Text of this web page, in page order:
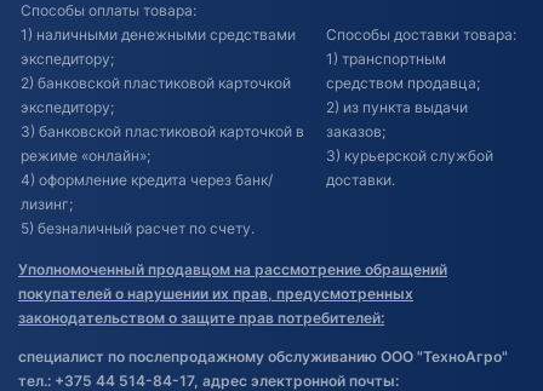
Способы оплаты товара:
1) наличными денежными средствами
экспедитору;
2) банковской пластиковой карточкой
экспедитору;
3) банковской пластиковой карточкой в
режиме «онлайн»;
4) оформление кредита через банк/
лизинг;
5) безналичный расчет по счету.
Способы доставки товара:
1) транспортным
средством продавца;
2) из пункта выдачи
заказов;
3) курьерской службой
доставки.
Уполномоченный продавцом на рассмотрение обращений
покупателей о нарушении их прав, предусмотренных
законодательством о защите прав потребителей:
специалист по послепродажному обслуживанию ООО "ТехноАгро"
тел.: +375 44 514-84-17, адрес электронной почты: